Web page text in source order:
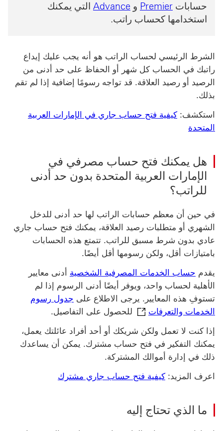
حسابات Premier و Advance التي يمكنك
استخدامها كحساب راتب.
الشرط الرئيسي لحساب الراتب هو أنه يجب عليك إيداع
راتبك في الحساب كل شهر أو الحفاظ على حد أدنى من
الرصيد أو رصيد العلاقة. قد تواجه رسومًا إضافية إذا لم تقم
بذلك.
استكشف: كيفية فتح حساب جاري في الإمارات العربية
المتحدة
هل يمكنك فتح حساب مصرفي في
الإمارات العربية المتحدة بدون حد أدنى
للراتب؟
في حين أن معظم حسابات الراتب لها حد أدنى للدخل
الشهري أو متطلبات رصيد العلاقة، يمكنك فتح حساب جاري
عادي بدون شرط مسبق للراتب. تتمتع هذه الحسابات
بامتيازات أقل، ولكن رسومها أقل أيضًا.
يقدم ‏‫حساب الخدمات المصرفية الشخصية‬ أدنى معايير
الأهلية لحساب واحد، ويوفر أيضًا أدنى الرسوم إذا لم
تستوفِ هذه المعايير. يرجى الاطلاع على ‏‫جدول رسوم
الخدمات والتعرفات ‏‫جدول رسوم الخدمات والتعرفات سيتم
للحصول على التفاصيل.
إذا كنت لا تعمل ولكن شريكك أو أحد أفراد عائلتك يعمل،
يمكنك التفكير في فتح حساب مشترك. يمكن أن يساعدك
ذلك في إدارة أموالك المشتركة.
اعرف المزيد: كيفية فتح حساب جاري مشترك
ما الذي تحتاج إليه